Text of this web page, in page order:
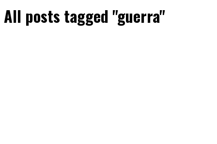
All posts tagged "guerra"